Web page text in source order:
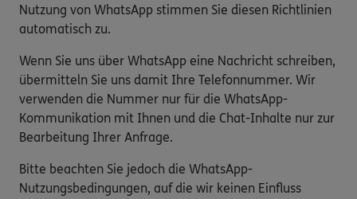
Nutzung von WhatsApp stimmen Sie diesen Richtlinien
automatisch zu.
Wenn Sie uns über WhatsApp eine Nachricht schreiben,
übermitteln Sie uns damit Ihre Telefonnummer. Wir
verwenden die Nummer nur für die WhatsApp-
Kommunikation mit Ihnen und die Chat-Inhalte nur zur
Bearbeitung Ihrer Anfrage.
Bitte beachten Sie jedoch die WhatsApp-
Nutzungsbedingungen, auf die wir keinen Einfluss